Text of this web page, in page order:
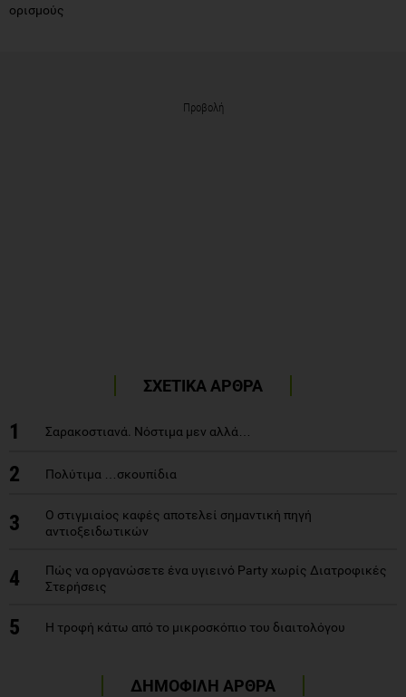
ορισμούς
Προβολή
ΣΧΕΤΙΚΑ ΑΡΘΡΑ
1 Σαρακοστιανά. Νόστιμα μεν αλλά…
2 Πολύτιμα …σκουπίδια
3
Ο στιγμιαίος καφές αποτελεί σημαντική πηγή
αντιοξειδωτικών
4
Πώς να οργανώσετε ένα υγιεινό Party χωρίς Διατροφικές
Στερήσεις
5 Η τροφή κάτω από το μικροσκόπιο του διαιτολόγου
ΔΗΜΟΦΙΛΗ ΑΡΘΡΑ